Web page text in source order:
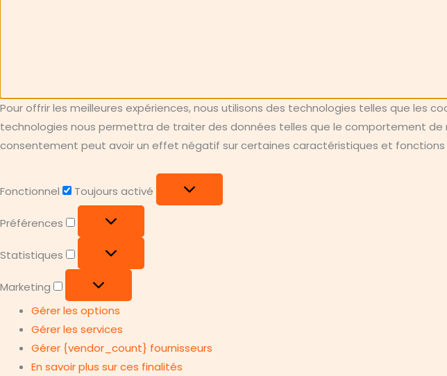
Pour offrir les meilleures expériences, nous utilisons des technologies telles que les
technologies nous permettra de traiter des données telles que le comportement de
consentement peut avoir un effet négatif sur certaines caractéristiques et
Fonctionnel Toujours activé
Préférences
Statistiques
Marketing
Gérer les options
Gérer les services
Gérer {vendor_count} fournisseurs
En savoir plus sur ces finalités